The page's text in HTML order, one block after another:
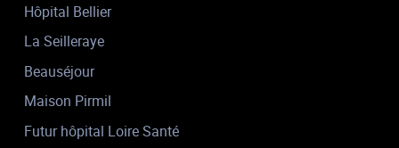
Hôpital Bellier
La Seilleraye
Beauséjour
Maison Pirmil
Futur hôpital Loire Santé